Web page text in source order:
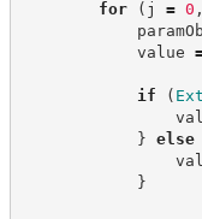
for ( j = 0 ,
value
if ( Ext
}
else
}